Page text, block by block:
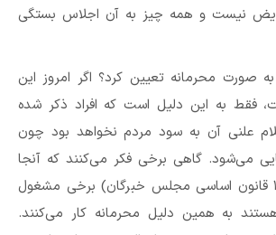
نیست و همه‌ چیز به آن اجلاس بستگی
صورت محرمانه تعیین کرد؟ اگر امروز این
فقط به این دلیل است که افراد ذکر شده
علنی آن به سود مردم نخواهد بود چون
می‌شود. گاهی برخی فکر می‌کنند که آنجا
(کمیسیون اصل ۱۰۹ قانون اساسی مجلس خبرگان) برخی مشغول
به همین دلیل محرمانه کار می‌کنند.